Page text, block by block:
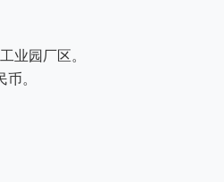
业园厂区。
。